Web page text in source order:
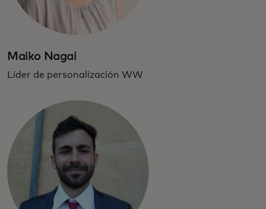
Maiko Nagai
Líder de personalización WW